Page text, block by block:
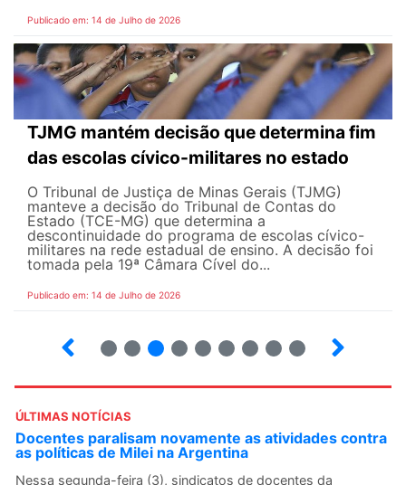
Publicado em: 14 de Julho de 2026
TJMG mantém decisão que determina fim
das escolas cívico-militares no estado
O Tribunal de Justiça de Minas Gerais (TJMG)
manteve a decisão do Tribunal de Contas do
Estado (TCE-MG) que determina a
descontinuidade do programa de escolas cívico-
militares na rede estadual de ensino. A decisão foi
tomada pela 19ª Câmara Cível do...
Publicado em: 14 de Julho de 2026
ÚLTIMAS NOTÍCIAS
ANDES-SN convoca docentes para Dia de
Solidariedade Internacionalista com Cuba em 13 de
agosto